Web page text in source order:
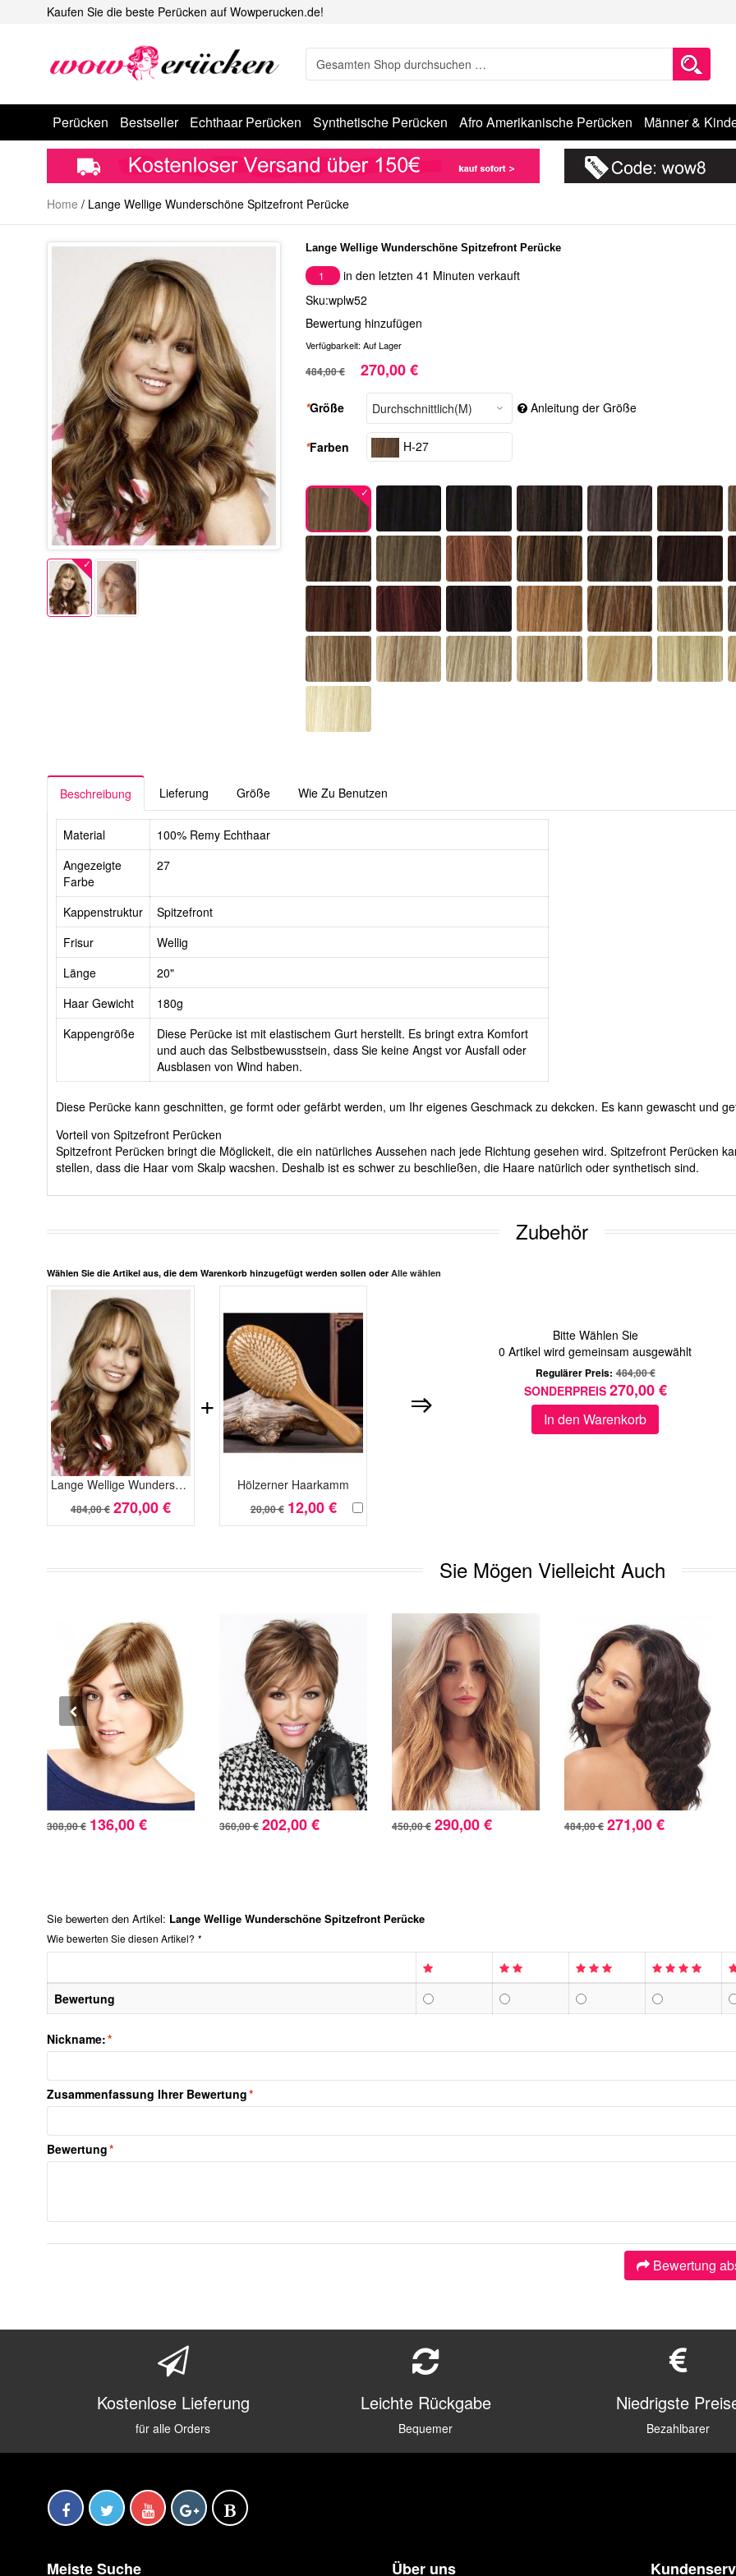
Kaufen Sie die beste Perücken auf Wowperucken.de!
Perücken Bestseller Echthaar Perücken Synthetische Perücken Afro Amerikanische Perücken Männer &
Home / Lange Wellige Wunderschöne Spitzefront Perücke
Lange Wellige Wunderschöne Spitzefront Perücke
1
in den letzten 41 Minuten verkauft
Sku:wplw52
Bewertung hinzufügen
Verfügbarkeit: Auf Lager
484,00 € 270,00 €
*Größe Anleitung der Größe
*Farben H-27
Beschreibung Lieferung Größe Wie Zu Benutzen
Material
100% Remy Echthaar
Angezeigte
Farbe
27
Kappenstruktur
Spitzefront
Frisur
Wellig
Länge
20"
Haar Gewicht
180g
Kappengröße
Diese Perücke ist mit elastischem Gurt herstellt. Es bringt extra Komfort
und auch das Selbstbewusstsein, dass Sie keine Angst vor Ausfall oder
Ausblasen von Wind haben.
Diese Perücke kann geschnitten, ge formt oder gefärbt werden, um Ihr eigenes Geschmack zu dekcken. Es kann gewascht und
Vorteil von Spitzefront Perücken
Spitzefront Perücken bringt die Möglickeit, die ein natürliches Aussehen nach jede Richtung gesehen wird. Spitzefront Perücken
stellen, dass die Haar vom Skalp wacshen. Deshalb ist es schwer zu beschließen, die Haare natürlich oder synthetisch sind.
Zubehör
Wählen Sie die Artikel aus, die dem Warenkorb hinzugefügt werden sollen oder Alle wählen
Lange Wellige Wunderschöne Spitzefront Perücke
484,00 € 270,00 €
Hölzerner Haarkamm
20,00 € 12,00 €
+
Bitte Wählen Sie
0 Artikel wird gemeinsam ausgewählt
Regulärer Preis: 484,00 €
SONDERPREIS 270,00 €
In den Warenkorb
Sie Mögen Vielleicht Auch
308,00 € 136,00 € 360,00 € 202,00 € 450,00 € 290,00 € 484,00 € 271,00 €
Sie bewerten den Artikel: Lange Wellige Wunderschöne Spitzefront Perücke
Wie bewerten Sie diesen Artikel? *
Bewertung
*
Nickname:
*
Zusammenfassung Ihrer Bewertung
*
Bewertung
Bewertung
Kostenlose Lieferung
für alle Orders
Leichte Rückgabe
Bequemer
Niedrigste
Bezahlbarer
Meiste Suche Über uns